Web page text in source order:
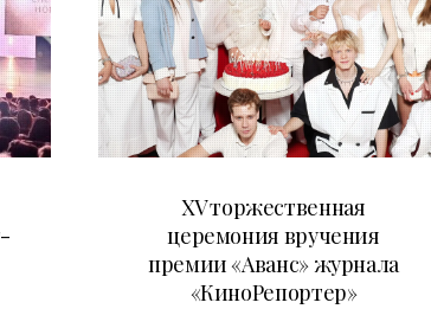
XV торжественная
церемония вручения
премии «Аванс» журнала
«КиноРепортер»